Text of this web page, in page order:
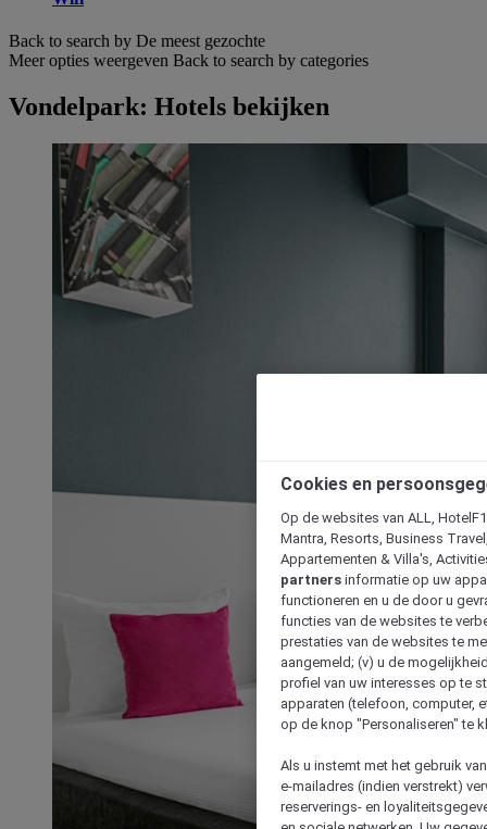
Back to search by De meest gezochte
Meer opties weergeven Back to search by categories
Vondelpark: Hotels bekijken
Cookies en
Op de websites van ALL,
Mantra, Resorts, Business
Appartementen & Villa's,
partners informatie op uw
functioneren en u de door u
functies van de websites te
prestaties van de websites te
aangemeld; (v) u de
profiel van uw interesses op te
apparaten (telefoon, computer,
op de knop "Personaliseren" te
Als u instemt met het gebruik
e-mailadres (indien verstrekt)
reserverings- en